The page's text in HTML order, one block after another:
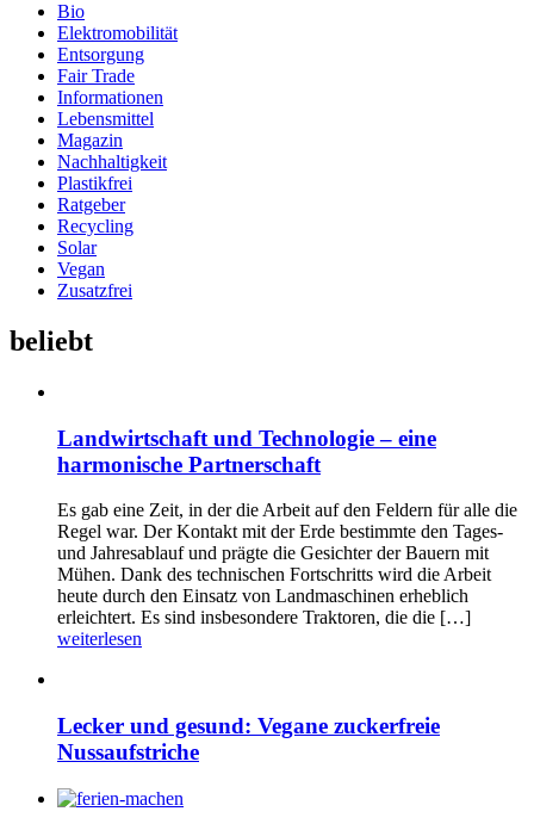
Bio
Elektromobilität
Entsorgung
Fair Trade
Informationen
Lebensmittel
Magazin
Nachhaltigkeit
Plastikfrei
Ratgeber
Recycling
Solar
Vegan
Zusatzfrei
beliebt
Landwirtschaft und Technologie – eine
harmonische Partnerschaft
Es gab eine Zeit, in der die Arbeit auf den Feldern für alle die
Regel war. Der Kontakt mit der Erde bestimmte den Tages-
und Jahresablauf und prägte die Gesichter der Bauern mit
Mühen. Dank des technischen Fortschritts wird die Arbeit
heute durch den Einsatz von Landmaschinen erheblich
erleichtert. Es sind insbesondere Traktoren, die die […]
weiterlesen
Lecker und gesund: Vegane zuckerfreie
Nussaufstriche